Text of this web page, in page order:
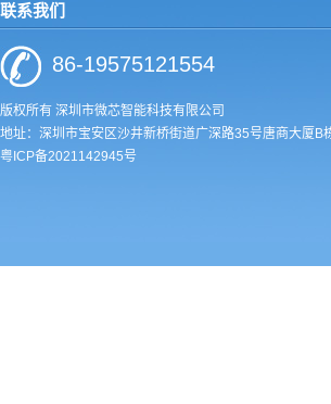
联系我们
86-19575121554
版权所有 深圳市微芯智能科技有限公司
地址：深圳市宝安区沙井新桥街道广深路35号唐商大厦B
粤ICP备2021142945号